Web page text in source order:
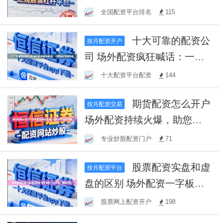
实现财富增值
全国配资平台排名 115
按月配资开户
十大可靠的配资公
司 场外配资疯狂喊话：一周
两度震撼市场
十大配资平台配资 144
按月配资交易
期货配资怎么开户
场外配资持续火爆，助您抓
住机遇赚钱
专业炒股配资门户 71
按月配资平台
盘的区别 场外配资一字板
法，稳赚不赔！
股票网上配资开户 198